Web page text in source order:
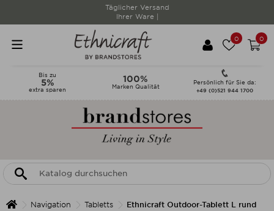
Täglicher Versand
Ihrer Ware |
0 0
Bis zu
5%
extra sparen
100%
Marken Qualität
Persönlich für Sie da:
+49 (0)521 944 1700
Navigation Tabletts Ethnicraft Outdoor-Tablett L rund